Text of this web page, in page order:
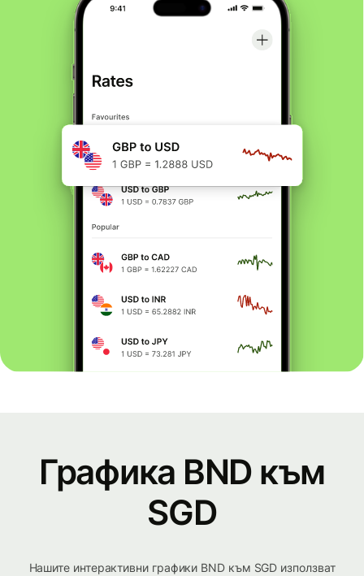
Графика BND към
SGD
Нашите интерактивни графики BND към SGD използват